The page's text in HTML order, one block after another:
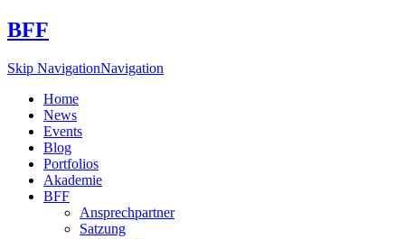
BFF
Skip NavigationNavigation
Home
News
Events
Blog
Portfolios
Akademie
BFF
Ansprechpartner
Satzung